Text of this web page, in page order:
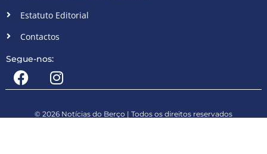
Estatuto Editorial
Contactos
Segue-nos:
© 2026 Notícias do Berço | Todos os direitos reservados